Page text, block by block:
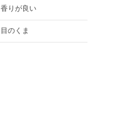
香りが良い
目のくま